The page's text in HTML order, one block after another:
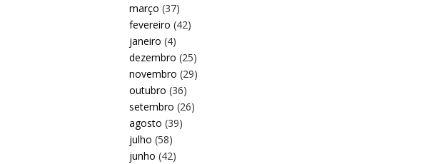
março (37)
fevereiro (42)
janeiro (4)
dezembro (25)
novembro (29)
outubro (36)
setembro (26)
agosto (39)
julho (58)
junho (42)